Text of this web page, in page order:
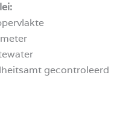
gecontroleerd